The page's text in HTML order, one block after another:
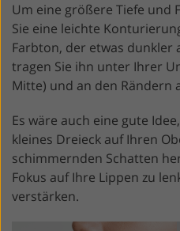
Um eine größere Tiefe und
Sie eine leichte
Farbton, der etwas dunkler
tragen Sie ihn unter Ihrer
Mitte) und an den Rändern
Es wäre auch eine gute
kleines Dreieck auf Ihren
schimmernden Schatten
Fokus auf Ihre Lippen zu
verstärken.